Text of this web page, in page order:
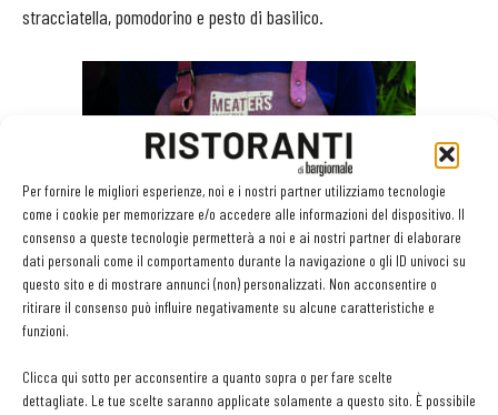
Per fornire le migliori esperienze, noi e i nostri partner utilizziamo tecnologie
come i cookie per memorizzare e/o accedere alle informazioni del dispositivo. Il
consenso a queste tecnologie permetterà a noi e ai nostri partner di elaborare
dati personali come il comportamento durante la navigazione o gli ID univoci su
questo sito e di mostrare annunci (non) personalizzati. Non acconsentire o
ritirare il consenso può influire negativamente su alcune caratteristiche e
funzioni.
Clicca qui sotto per acconsentire a quanto sopra o per fare scelte
dettagliate. Le tue scelte saranno applicate solamente a questo sito. È possibile
stracciatella, pomodorino e pesto di basilico.
Per il pranzoil menù si alleggerisce con una formula “business
lunch” a partire da 10€ (acqua e caffè inclusi), particolarmente
adatta agli uffici, che spazia tra i primi della tradizione romana, le
bowl, piatti unici colorati e leggeri a base di verdure, e secondi